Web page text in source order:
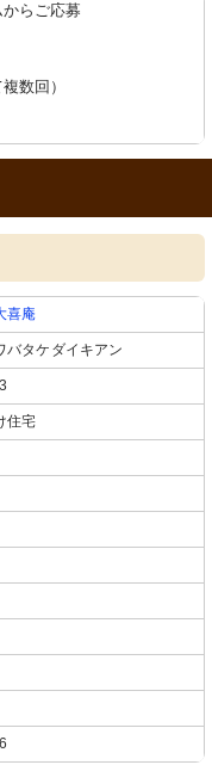
らご応募
数回）
喜庵
バタケダイキアン
住宅